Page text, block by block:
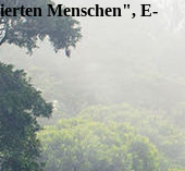
Menschen", E-